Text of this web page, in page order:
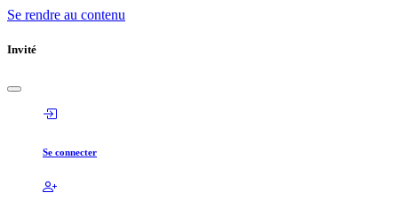
Se rendre au contenu
Invité
Se connecter